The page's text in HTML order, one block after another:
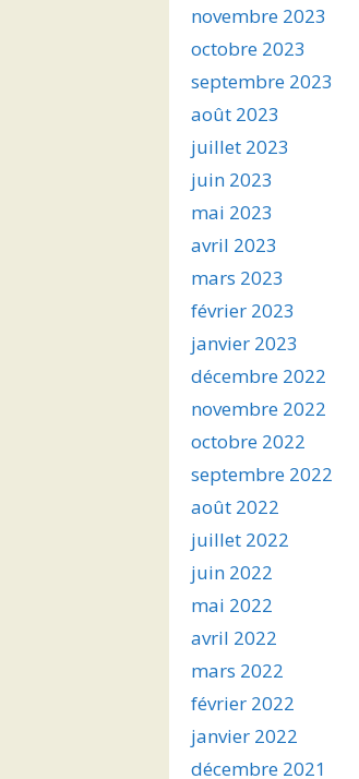
novembre 2023
octobre 2023
septembre 2023
août 2023
juillet 2023
juin 2023
mai 2023
avril 2023
mars 2023
février 2023
janvier 2023
décembre 2022
novembre 2022
octobre 2022
septembre 2022
août 2022
juillet 2022
juin 2022
mai 2022
avril 2022
mars 2022
février 2022
janvier 2022
décembre 2021